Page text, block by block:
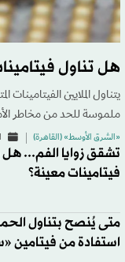
هل تناول
يتناول الملايين الفيتامينات
ملموسة للحد من مخاطر
«الشرق الأوسط» (القاهرة)
تشقق زوايا الفم...
فيتامينات معينة؟
متى يُنصح بتناول
استفادة من فيتامين